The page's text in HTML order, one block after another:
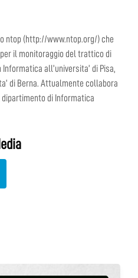
ntop (http://www.ntop.org/) che
il monitoraggio del trattico di
all’universita’ di Pisa,
di Berna. Attualmente collabora
dipartimento di Informatica